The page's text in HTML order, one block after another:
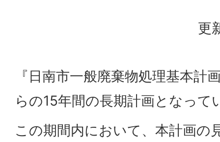
更
『日南市一般廃棄物処理基本計
らの15年間の長期計画となって
この期間内において、本計画の